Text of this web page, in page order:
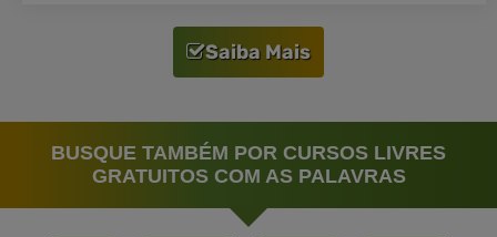
Saiba Mais
BUSQUE TAMBÉM POR CURSOS LIVRES
GRATUITOS COM AS PALAVRAS